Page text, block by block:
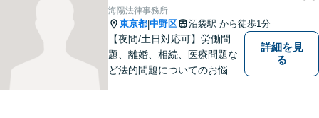
海陽法律事務所
東京都|中野区 沼袋駅 から徒歩1分
【夜間/土日対応可】労働問
題、離婚、相続、医療問題な
ど法的問題についてのお悩み
詳細を見
る